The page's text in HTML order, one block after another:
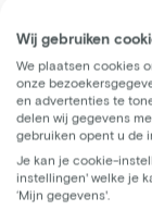
Prijs €849,00
Bespaar €472,91
Lees meer over
Frame model
LaagHoog
Frame model
Laag
WERKNEMER
Wij gebruiken
We plaatsen cookies
onze
en advertenties te
delen wij gegevens
gebruiken opent u de
Je kan je cookie-
instellingen' welke je
‘Mijn gegevens'.